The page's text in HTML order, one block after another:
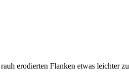
erodierten Flanken etwas leichter zu